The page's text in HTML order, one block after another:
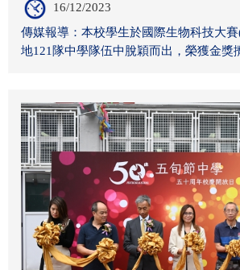
16/12/2023
傳媒報導：本校學生於國際生物科技大
地121隊中學隊伍中脫穎而出，榮獲金獎